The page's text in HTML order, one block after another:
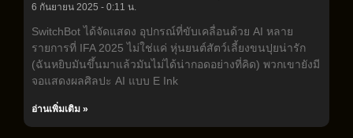
6 กันยายน 2025 0:11 น.
SwitchBot ได้จัดแสดง อุปกรณ์ที่ขับเคลื่อนด้วย AI หลาย
รายการที่ IFA 2025 ไม่ใช่แค่ หุ่นยนต์สัตว์เลี้ยงขนปุยน่ารัก
(ฉันหยิบมันขึ้นมาแล้วมันไม่ได้น่ากอดอย่างที่คิด) พวกเขายังมี
จอแสดงผลศิลปะ AI แบบ E Ink
อ่านเพิ่มเติม »